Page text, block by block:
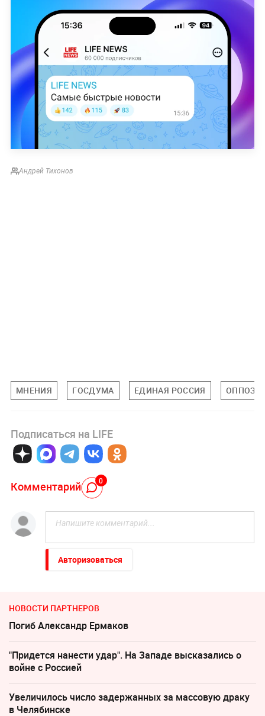
Андрей Тихонов
МНЕНИЯ ГОСДУМА ЕДИНАЯ РОССИЯ
Подписаться на LIFE
Комментарий 0
Авторизоваться
НОВОСТИ ПАРТНЕРОВ
Погиб Александр Ермаков
"Придется нанести удар". На Западе высказались о
войне с Россией
Увеличилось число задержанных за массовую драку
в Челябинске